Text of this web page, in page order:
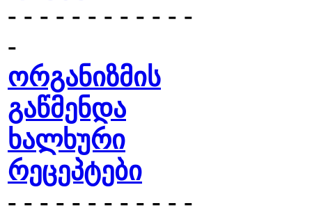
- - - - - - - - - - - -
-
ორგანიზმის
გაწმენდა
ხალხური
რეცეპტები
- - - - - - - - - - - -